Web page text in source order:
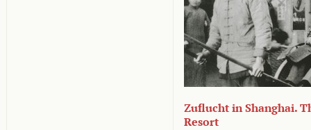
Zuflucht in Shanghai.
Resort